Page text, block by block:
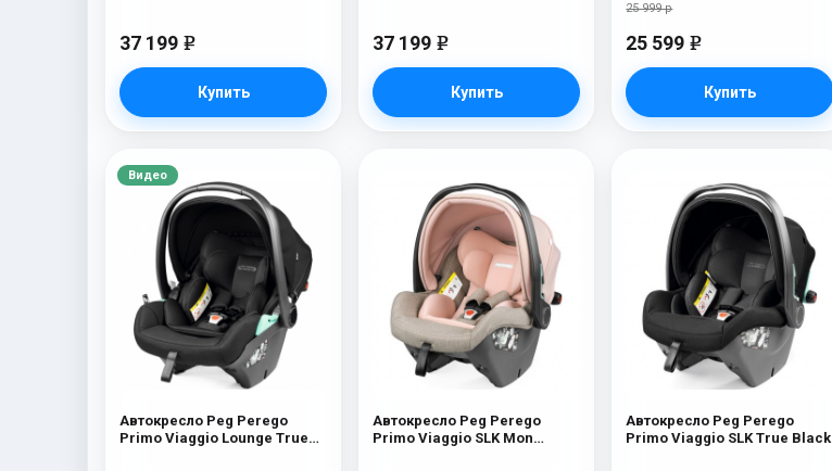
37 199 e
Купить
37 199 e
Купить
25 999 р
25 599 e
Купить
Видео
Автокресло Peg Perego
Primo Viaggio Lounge True
Автокресло Peg Perego
Primo Viaggio SLK Mon
Автокресло Peg Perego
Primo Viaggio SLK True Black